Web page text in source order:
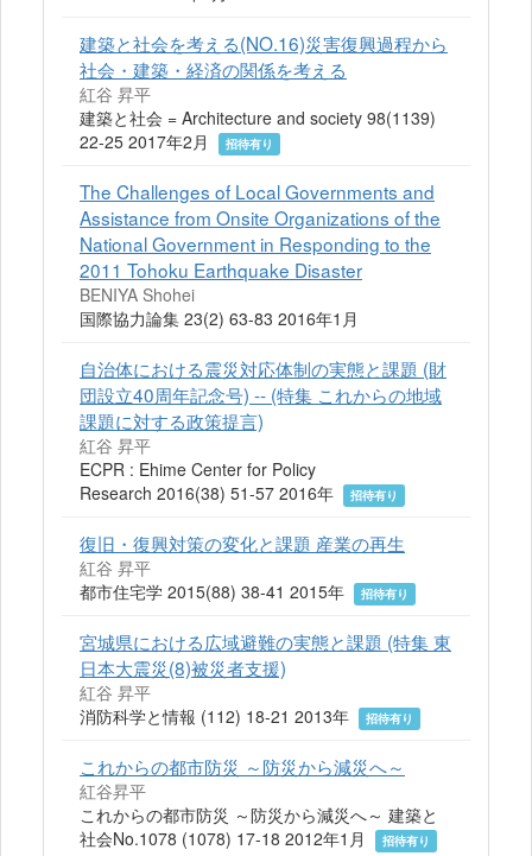
建築と社会を考える(NO.16)災害復興過程から
社会・建築・経済の関係を考える
紅谷 昇平
建築と社会 = Architecture and society 98(1139)
22-25 2017年2月
招待有り
The Challenges of Local Governments and
Assistance from Onsite Organizations of the
National Government in Responding to the
2011 Tohoku Earthquake Disaster
BENIYA Shohei
国際協力論集 23(2) 63-83 2016年1月
自治体における震災対応体制の実態と課題 (財
団設立40周年記念号) -- (特集 これからの地域
課題に対する政策提言)
紅谷 昇平
ECPR : Ehime Center for Policy
Research 2016(38) 51-57 2016年
招待有り
復旧・復興対策の変化と課題 産業の再生
紅谷 昇平
都市住宅学 2015(88) 38-41 2015年
招待有り
宮城県における広域避難の実態と課題 (特集 東
日本大震災(8)被災者支援)
紅谷 昇平
消防科学と情報 (112) 18-21 2013年
招待有り
これからの都市防災 ～防災から減災へ～
紅谷昇平
これからの都市防災 ～防災から減災へ～ 建築と
社会No.1078 (1078) 17-18 2012年1月
招待有り